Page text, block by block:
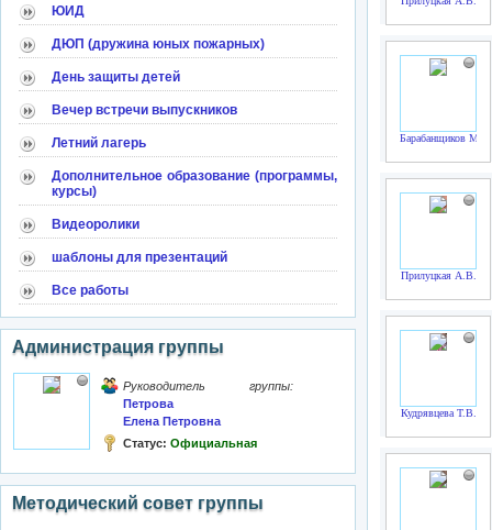
ЮИД
ДЮП (дружина юных пожарных)
День защиты детей
Вечер встречи выпускников
Летний лагерь
Дополнительное образование (программы,
курсы)
Видеоролики
шаблоны для презентаций
Все работы
Администрация группы
Руководитель группы:
Петрова
Елена Петровна
Статус: Официальная
Методический совет группы
Барабанщиков М.В.
Прилуцкая А.В.
Кудрявцева Т.В.